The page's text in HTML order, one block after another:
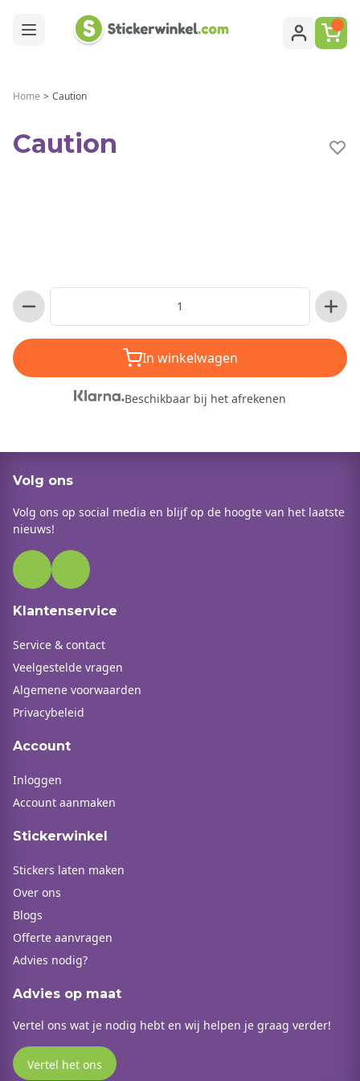
Home > Caution
Caution
In winkelwagen
Beschikbaar bij het afrekenen
Volg ons
Volg ons op social media en blijf op de hoogte van het laatste
nieuws!
Klantenservice
Service & contact
Veelgestelde vragen
Algemene voorwaarden
Privacybeleid
Account
Inloggen
Account aanmaken
Stickerwinkel
Stickers laten maken
Over ons
Blogs
Offerte aanvragen
Advies nodig?
Advies op maat
Vertel ons wat je nodig hebt en wij helpen je graag verder!
Vertel het ons